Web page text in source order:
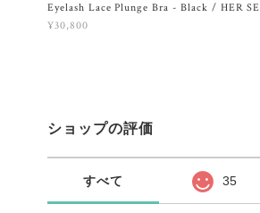
Eyelash Lace Plunge Bra - Black / HER
¥30,800
ショップの評価
すべて 35